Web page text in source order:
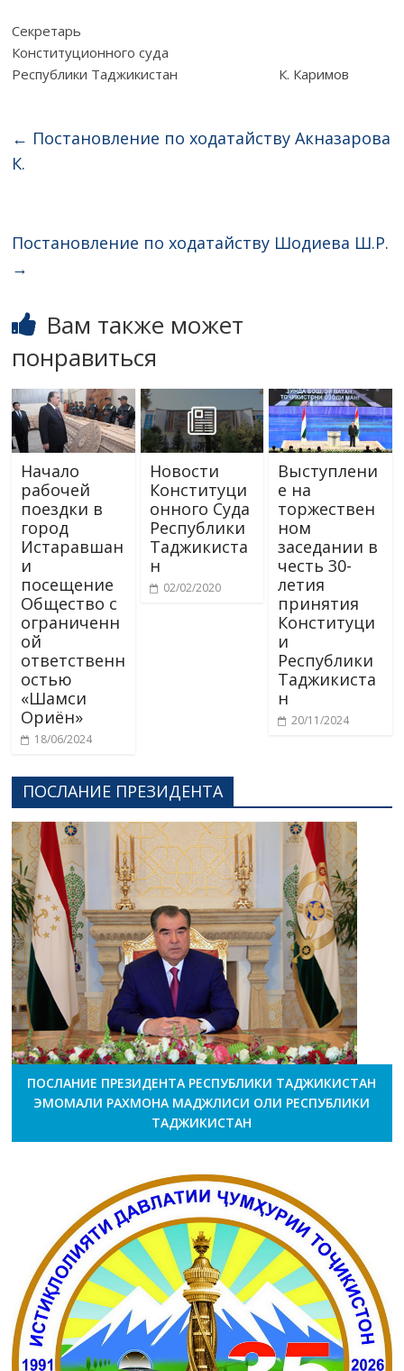
Секретарь
Конституционного суда
Республики Таджикистан К. Каримов
← Постановление по ходатайству Акназарова
К.
Постановление по ходатайству Шодиева Ш.Р.
→
Вам также может
понравиться
Начало
рабочей
поездки в
город
Истаравшан
и
посещение
Общество с
ограниченн
ой
ответственн
остью
«Шамси
Ориён»
18/06/2024
Новости
Конституци
онного Суда
Республики
Таджикиста
н
02/02/2020
Выступлени
е на
торжествен
ном
заседании в
честь 30-
летия
принятия
Конституци
и
Республики
Таджикиста
н
20/11/2024
ПОСЛАНИЕ ПРЕЗИДЕНТА
ПОСЛАНИЕ ПРЕЗИДЕНТА РЕСПУБЛИКИ ТАДЖИКИСТАН
ЭМОМАЛИ РАХМОНА МАДЖЛИСИ ОЛИ РЕСПУБЛИКИ
ТАДЖИКИСТАН